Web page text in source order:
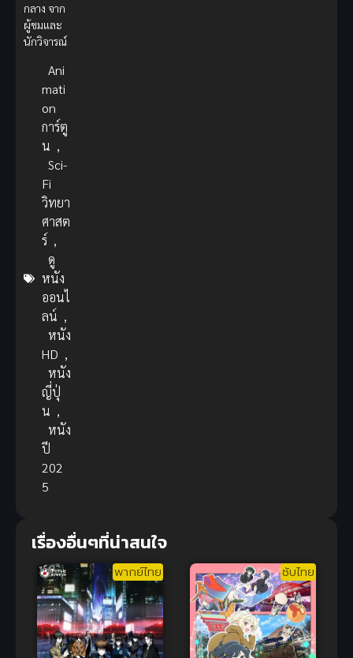
กลาง จาก
ผู้ชมและ
นักวิจารณ์
Ani
mati
on
การ์ตู
น ,
Sci-
Fi
วิทยา
ศาสต
ร์ ,
ดู
หนัง
ออนไ
ลน์ ,
หนัง
HD ,
หนัง
ญี่ปุ่
น ,
หนัง
ปี
202
5
เรื่องอื่นๆที่น่าสนใจ
พากย์ไทย ซับไทย